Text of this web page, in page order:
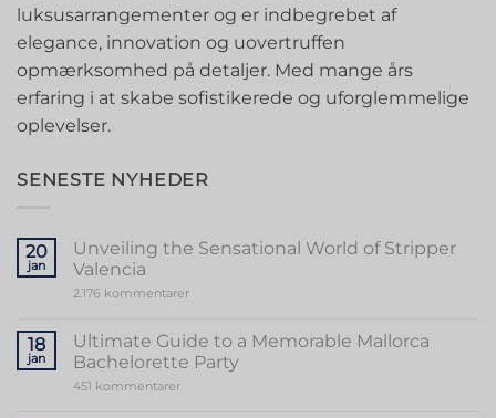
luksusarrangementer og er indbegrebet af
elegance, innovation og uovertruffen
opmærksomhed på detaljer. Med mange års
erfaring i at skabe sofistikerede og uforglemmelige
oplevelser.
SENESTE NYHEDER
20
jan
Unveiling the Sensational World of Stripper
Valencia
2.176 kommentarertil
Sensational
World
of
18
jan
Ultimate Guide to a Memorable Mallorca
Bachelorette Party
451 kommentarertil